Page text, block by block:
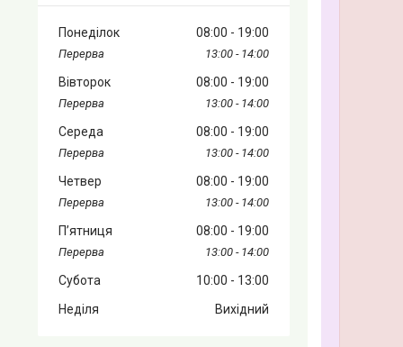
Понеділок 08:00 19:00
13:00 14:00
Вівторок 08:00 19:00
13:00 14:00
Середа 08:00 19:00
13:00 14:00
Четвер 08:00 19:00
13:00 14:00
Пʼятниця 08:00 19:00
13:00 14:00
Субота 10:00
13:00
Неділя
Вихідний